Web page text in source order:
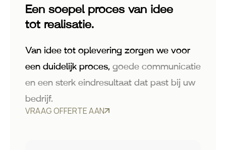
Een soepel proces van idee
tot realisatie.
Van idee tot oplevering zorgen we voor
een duidelijk proces, goede communicatie
en een sterk eindresultaat dat past bij uw
bedrijf.
VRAAG OFFERTE AAN